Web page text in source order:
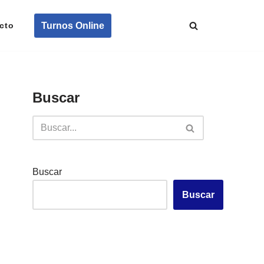
Turnos Online
Buscar
Buscar
Buscar